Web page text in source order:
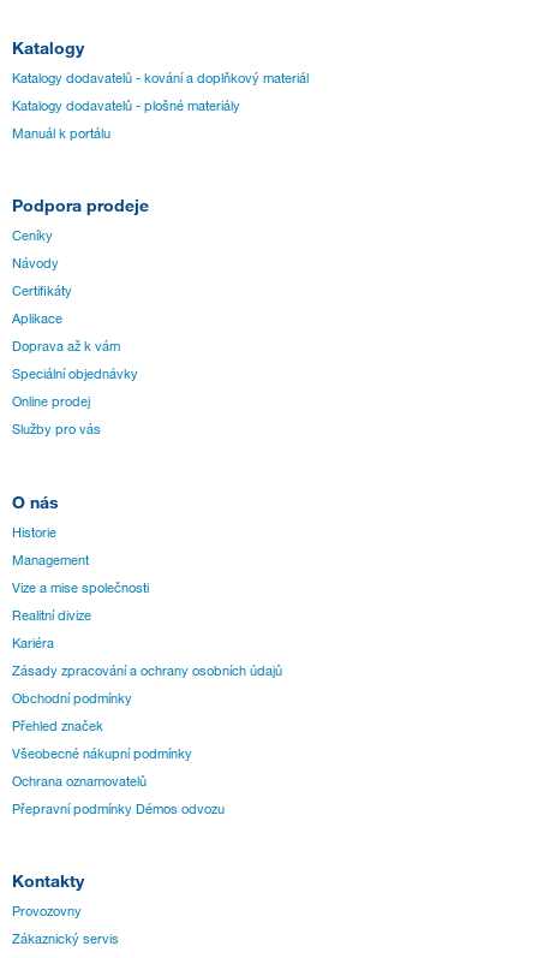
Katalogy
Katalogy dodavatelů - kování a doplňkový materiál
Katalogy dodavatelů - plošné materiály
Manuál k portálu
Podpora prodeje
Ceníky
Návody
Certifikáty
Aplikace
Doprava až k vám
Speciální objednávky
Online prodej
Služby pro vás
O nás
Historie
Management
Vize a mise společnosti
Realitní divize
Kariéra
Zásady zpracování a ochrany osobních údajů
Obchodní podmínky
Přehled značek
Všeobecné nákupní podmínky
Ochrana oznamovatelů
Přepravní podmínky Démos odvozu
Kontakty
Provozovny
Zákaznický servis